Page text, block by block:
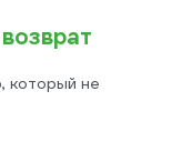
который не